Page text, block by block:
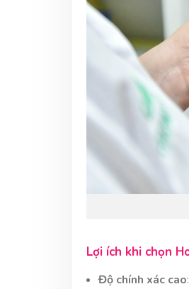
Lợi ích khi chọn
Độ chính xác cao